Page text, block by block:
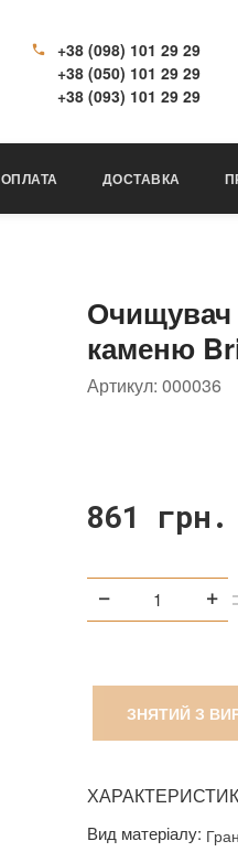
+38 (098) 101 29 29
+38 (050) 101 29 29
+38 (093) 101 29 29
ОПЛАТА ДОСТАВКА
Очищувач
каменю
Артикул: 000036
861 грн.
ЗНЯТИЙ З
Вид матеріалу: